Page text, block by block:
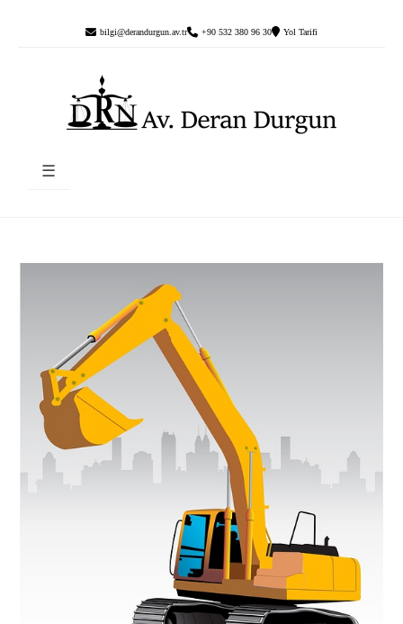
bilgi@derandurgun.av.tr +90 532 380 96 30 Yol Tarifi
☰